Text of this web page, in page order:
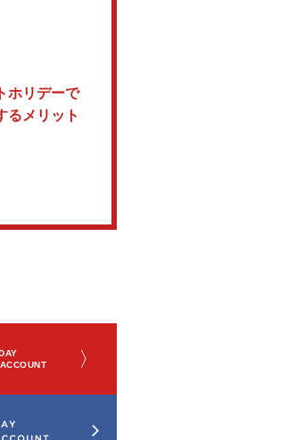
ホリデーで
るメリット
〉